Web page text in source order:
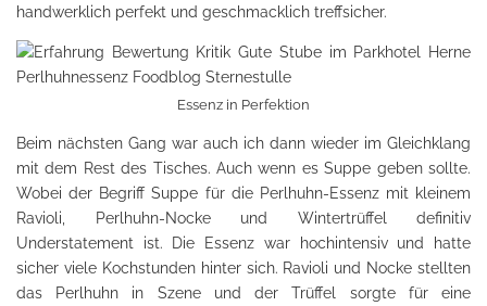
handwerklich perfekt und geschmacklich treffsicher.
Essenz in Perfektion
Beim nächsten Gang war auch ich dann wieder im Gleichklang
mit dem Rest des Tisches. Auch wenn es Suppe geben sollte.
Wobei der Begriff Suppe für die Perlhuhn-Essenz mit kleinem
Ravioli, Perlhuhn-Nocke und Wintertrüffel definitiv
Understatement ist. Die Essenz war hochintensiv und hatte
sicher viele Kochstunden hinter sich. Ravioli und Nocke stellten
das Perlhuhn in Szene und der Trüffel sorgte für eine